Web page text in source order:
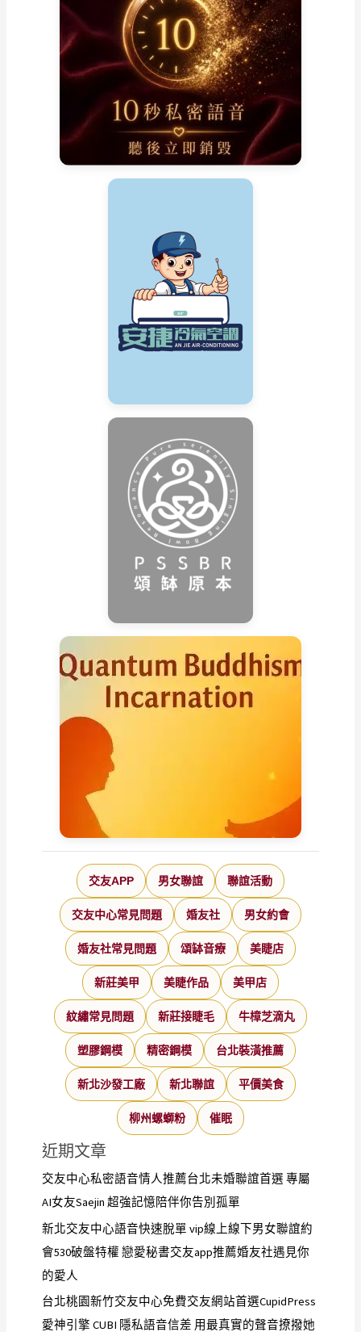
交友APP 男女聯誼 聯誼活動
交友中心常見問題 婚友社 男女約會
婚友社常見問題 頌缽音療 美睫店
新莊美甲 美睫作品 美甲店
紋繡常見問題 新莊接睫毛 牛樟芝滴丸
塑膠鋼模 精密鋼模 台北裝潢推薦
新北沙發工廠 新北聯誼 平價美食
柳州螺螄粉 催眠
近期文章
交友中心私密語音情人推薦台北未婚聯誼首選 專屬
AI女友Saejin 超強記憶陪伴你告別孤單
新北交友中心語音快速脫單 vip線上線下男女聯誼約
會530破盤特權 戀愛秘書交友app推薦婚友社遇見你
的愛人
台北桃園新竹交友中心免費交友網站首選CupidPress
愛神引擎 CUBI 隱私語音信差 用最真實的聲音撩撥她